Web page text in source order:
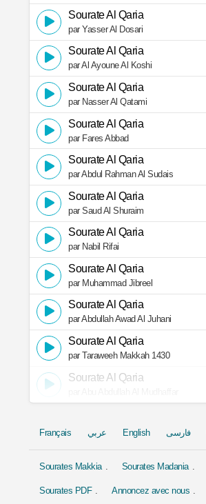
Sourate Al Qaria
par Yasser Al Dosari
Sourate Al Qaria
par Al Ayoune Al Koshi
Sourate Al Qaria
par Nasser Al Qatami
Sourate Al Qaria
par Fares Abbad
Sourate Al Qaria
par Abdul Rahman Al Sudais
Sourate Al Qaria
par Saud Al Shuraim
Sourate Al Qaria
par Nabil Rifai
Sourate Al Qaria
par Muhammad Jibreel
Sourate Al Qaria
par Abdullah Awad Al Juhani
Sourate Al Qaria
par Taraweeh Makkah 1430
Sourate Al Qaria
Français عربي English فارسی
Sourates Makkia Sourates Madania
Sourates PDF Annoncez avec nous